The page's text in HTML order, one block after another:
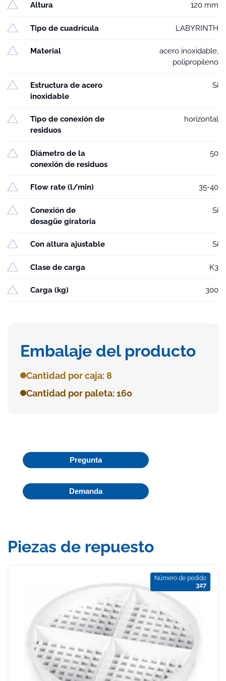
Altura 120 mm
Tipo de cuadrícula LABYRINTH
Material
acero inoxidable,
polipropileno
Estructura de acero
inoxidable
Sí
Tipo de conexión de
residuos
horizontal
Diámetro de la
conexión de residuos
50
Flow rate (l/min) 35-40
Conexión de
desagüe giratoria
Sí
Con altura ajustable Sí
Clase de carga K3
Carga (kg) 300
Embalaje del producto
Cantidad por caja: 8
Cantidad por paleta: 160
Pregunta
Demanda
Piezas de repuesto
Número de pedido
327